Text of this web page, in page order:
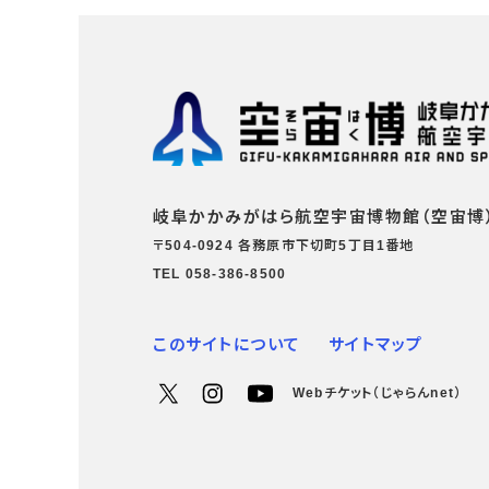
岐阜かかみがはら航空宇宙博物館（空宙博
〒504-0924 各務原市下切町5丁目1番地
TEL 058-386-8500
このサイトについて サイトマップ
Webチケット（じゃらんnet）